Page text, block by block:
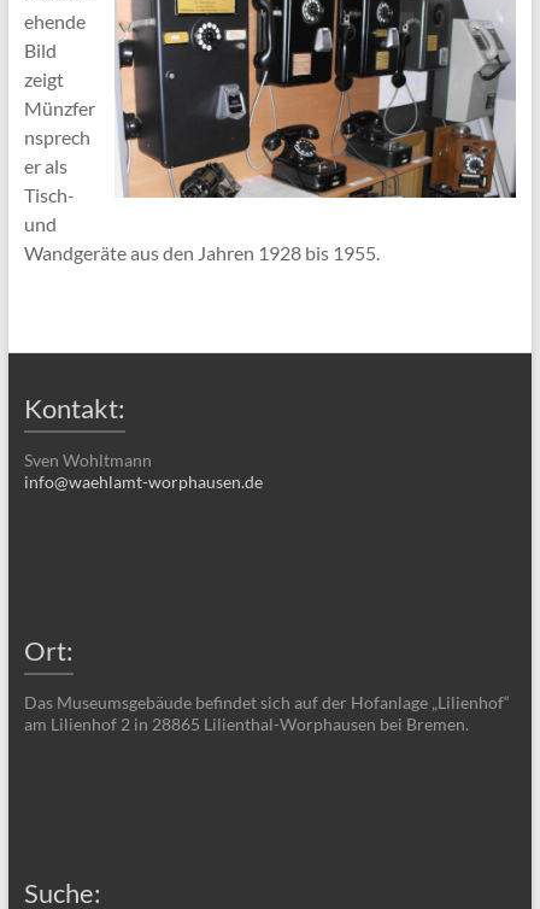
ehende
Bild
zeigt
Münzfer
nsprech
er als
Tisch-
und
Wandgeräte aus den Jahren 1928 bis 1955.
Kontakt:
Sven Wohltmann
info@waehlamt-worphausen.de
Ort:
Das Museumsgebäude befindet sich auf der Hofanlage „Lilienhof“
am Lilienhof 2 in 28865 Lilienthal-Worphausen bei Bremen.
Suche: